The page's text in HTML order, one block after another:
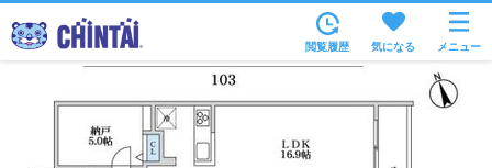
沿線・駅から
住所から
家賃相場から
閲覧履歴 気になる メニュー